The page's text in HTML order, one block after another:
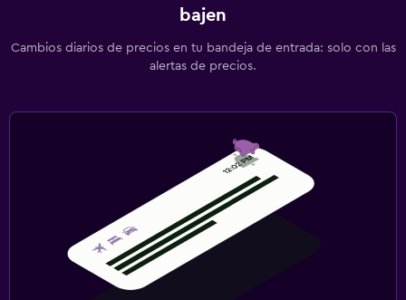
bajen
Cambios diarios de precios en tu bandeja de entrada: solo con las
alertas de precios.